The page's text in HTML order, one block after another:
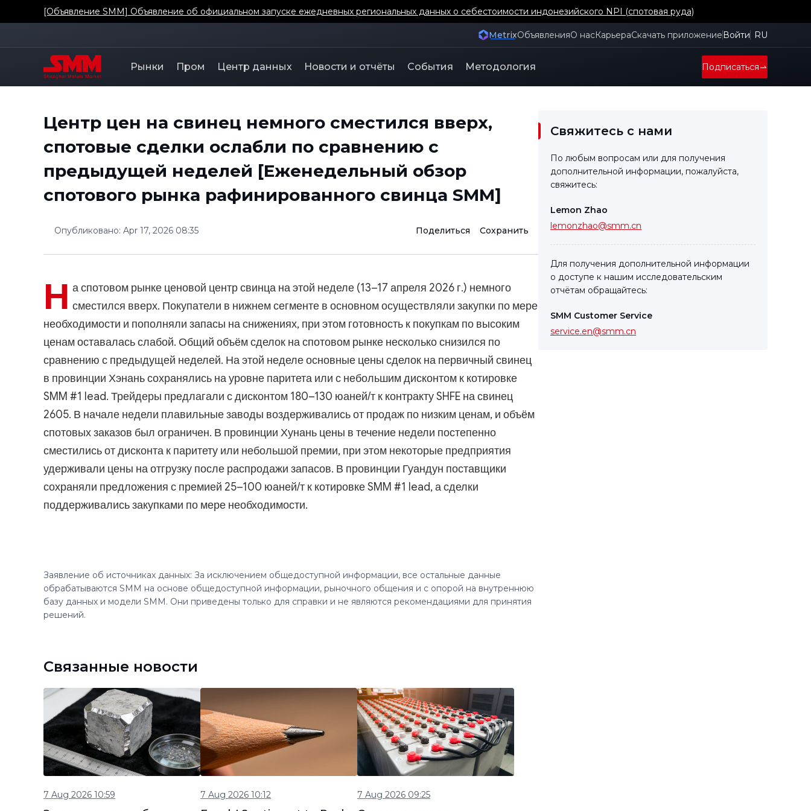
[Объявление SMM] Объявление об официальном запуске ежедневных региональных данных о себестоимости индонезийского NPI (спотовая руда)
MetrixОбъявленияО насКарьераСкачать приложение Войти RU
Рынки Пром Центр данных Новости и отчёты События Методология Подписаться
Центр цен на свинец немного сместился вверх,
спотовые сделки ослабли по сравнению с
предыдущей неделей [Еженедельный обзор
спотового рынка рафинированного свинца SMM]
Опубликовано: Apr 17, 2026 08:35 Поделиться Сохранить
Н а спотовом рынке ценовой центр свинца на этой неделе (13–17 апреля 2026 г.) немного
сместился вверх. Покупатели в нижнем сегменте в основном осуществляли закупки по мере
необходимости и пополняли запасы на снижениях, при этом готовность к покупкам по высоким
ценам оставалась слабой. Общий объём сделок на спотовом рынке несколько снизился по
сравнению с предыдущей неделей. На этой неделе основные цены сделок на первичный свинец
в провинции Хэнань сохранялись на уровне паритета или с небольшим дисконтом к котировке
SMM #1 lead. Трейдеры предлагали с дисконтом 180–130 юаней/т к контракту SHFE на свинец
2605. В начале недели плавильные заводы воздерживались от продаж по низким ценам, и объём
спотовых заказов был ограничен. В провинции Хунань цены в течение недели постепенно
сместились от дисконта к паритету или небольшой премии, при этом некоторые предприятия
удерживали цены на отгрузку после распродажи запасов. В провинции Гуандун поставщики
сохраняли предложения с премией 25–100 юаней/т к котировке SMM #1 lead, а сделки
поддерживались закупками по мере необходимости.
Заявление об источниках данных: За исключением общедоступной информации, все остальные данные
обрабатываются SMM на основе общедоступной информации, рыночного общения и с опорой на внутреннюю
базу данных и модели SMM. Они приведены только для справки и не являются рекомендациями для принятия
решений.
Связанные новости
7 Aug 2026 10:59 7 Aug 2026 10:12 7 Aug 2026 09:25
Свяжитесь с нами
По любым вопросам или для получения
дополнительной информации, пожалуйста,
свяжитесь:
Lemon Zhao
lemonzhao@smm.cn
Для получения дополнительной информации
о доступе к нашим исследовательским
отчётам обращайтесь:
SMM Customer Service
service.en@smm.cn